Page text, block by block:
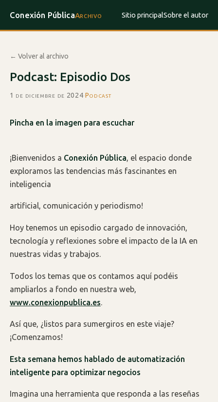
Conexión PúblicaArchivo Sitio principalSobre el autor
← Volver al archivo
Podcast: Episodio Dos
1 de diciembre de 2024·Podcast
Pincha en la imagen para escuchar
¡Bienvenidos a Conexión Pública, el espacio donde
exploramos las tendencias más fascinantes en
inteligencia
artificial, comunicación y periodismo!
Hoy tenemos un episodio cargado de innovación,
tecnología y reflexiones sobre el impacto de la IA en
nuestras vidas y trabajos.
Todos los temas que os contamos aquí podéis
ampliarlos a fondo en nuestra web,
www.conexionpublica.es
Así que, ¿listos para sumergiros en este viaje?
¡Comenzamos!
Esta semana hemos hablado de automatización
inteligente para optimizar negocios
Imagina una herramienta que responda a las reseñas